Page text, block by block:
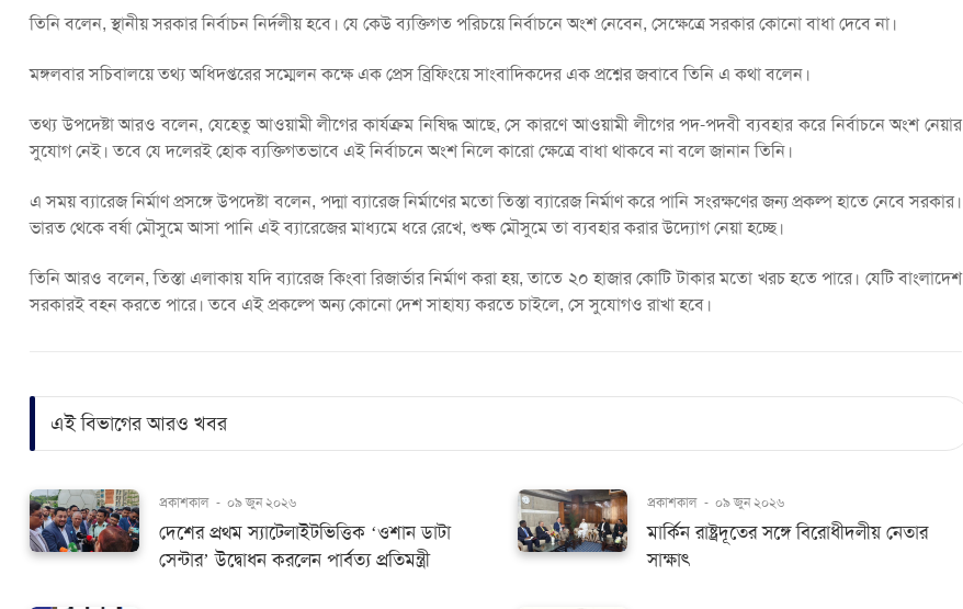
তিনি বলেন, স্থানীয় সরকার নির্বাচন নির্দলীয় হবে। যে কেউ ব্যক্তিগত পরিচয়ে নির্বাচনে অংশ নেবেন, সেক্ষেত্রে সরকার কোনো বাধা দেবে না।
মঙ্গলবার সচিবালয়ে তথ্য অধিদপ্তরের সম্মেলন কক্ষে এক প্রেস ব্রিফিংয়ে সাংবাদিকদের এক প্রশ্নের জবাবে তিনি এ কথা বলেন।
তথ্য উপদেষ্টা আরও বলেন, যেহেতু আওয়ামী লীগের কার্যক্রম নিষিদ্ধ আছে, সে কারণে আওয়ামী লীগের পদ-পদবী ব্যবহার করে নির্বাচনে অংশ নেয়ার
সুযোগ নেই। তবে যে দলেরই হোক ব্যক্তিগতভাবে এই নির্বাচনে অংশ নিলে কারো ক্ষেত্রে বাধা থাকবে না বলে জানান তিনি।
এ সময় ব্যারেজ নির্মাণ প্রসঙ্গে উপদেষ্টা বলেন, পদ্মা ব্যারেজ নির্মাণের মতো তিস্তা ব্যারেজ নির্মাণ করে পানি সংরক্ষণের জন্য প্রকল্প হাতে নেবে সরকার।
ভারত থেকে বর্ষা মৌসুমে আসা পানি এই ব্যারেজের মাধ্যমে ধরে রেখে, শুষ্ক মৌসুমে তা ব্যবহার করার উদ্যোগ নেয়া হচ্ছে।
তিনি আরও বলেন, তিস্তা এলাকায় যদি ব্যারেজ কিংবা রিজার্ভার নির্মাণ করা হয়, তাতে ২০ হাজার কোটি টাকার মতো খরচ হতে পারে। যেটি বাংলাদেশ
সরকারই বহন করতে পারে। তবে এই প্রকল্পে অন্য কোনো দেশ সাহায্য করতে চাইলে, সে সুযোগও রাখা হবে।
এই বিভাগের আরও খবর
প্রকাশকাল - ০৯ জুন ২০২৬
দেশের প্রথম স্যাটেলাইটভিত্তিক ‘ওশান ডাটা
সেন্টার’ উদ্বোধন করলেন পার্বত্য প্রতিমন্ত্রী
প্রকাশকাল - ০৯ জুন ২০২৬
মার্কিন রাষ্ট্রদূতের সঙ্গে বিরোধীদলীয় নেতার
সাক্ষাৎ